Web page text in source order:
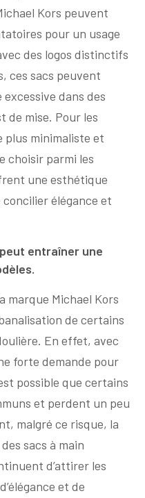
Kors peuvent
pour un usage
des logos distinctifs
ces sacs peuvent
dans des
de mise. Pour les
plus minimaliste et
choisir parmi les
une esthétique
élégance et
entraîner une
marque Michael Kors
de certains
En effet, avec
forte demande pour
possible que certains
et perdent un peu
malgré ce risque, la
sacs à main
d’attirer les
et de